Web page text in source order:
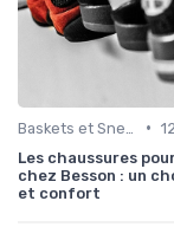
•
Les chaussures
chez Besson : un
et confort